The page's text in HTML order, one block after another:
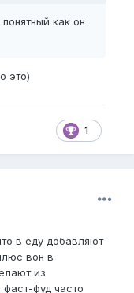
как он
это)
1
в еду добавляют
вон в
из
фуд часто